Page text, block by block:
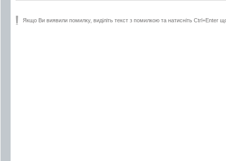
Якщо Ви виявили помилку, виділіть текст з помилкою та натисніть Ctrl+Enter